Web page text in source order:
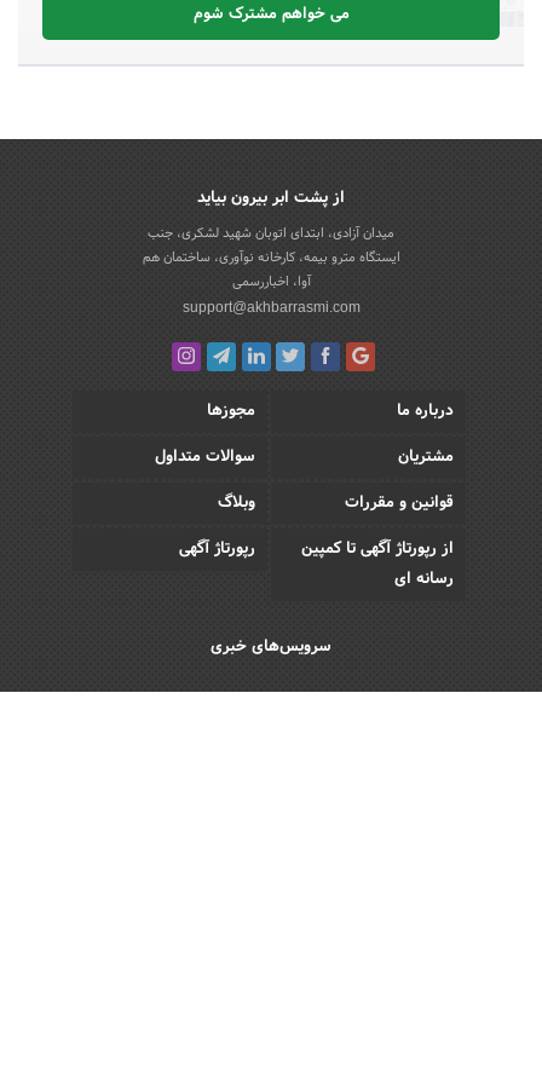
می خواهم مشترک شوم
از پشت ابر بیرون بیاید
میدان آزادی، ابتدای اتوبان شهید لشکری، جنب
ایستگاه مترو بیمه، کارخانه نوآوری، ساختمان هم
آوا، اخباررسمی
support@akhbarrasmi.com
درباره ما
مجوزها
مشتریان
سوالات متداول
قوانین و مقررات
وبلاگ
از رپورتاژ آگهی تا کمپین
رسانه ای
رپورتاژ آگهی
سرویس‌های خبری